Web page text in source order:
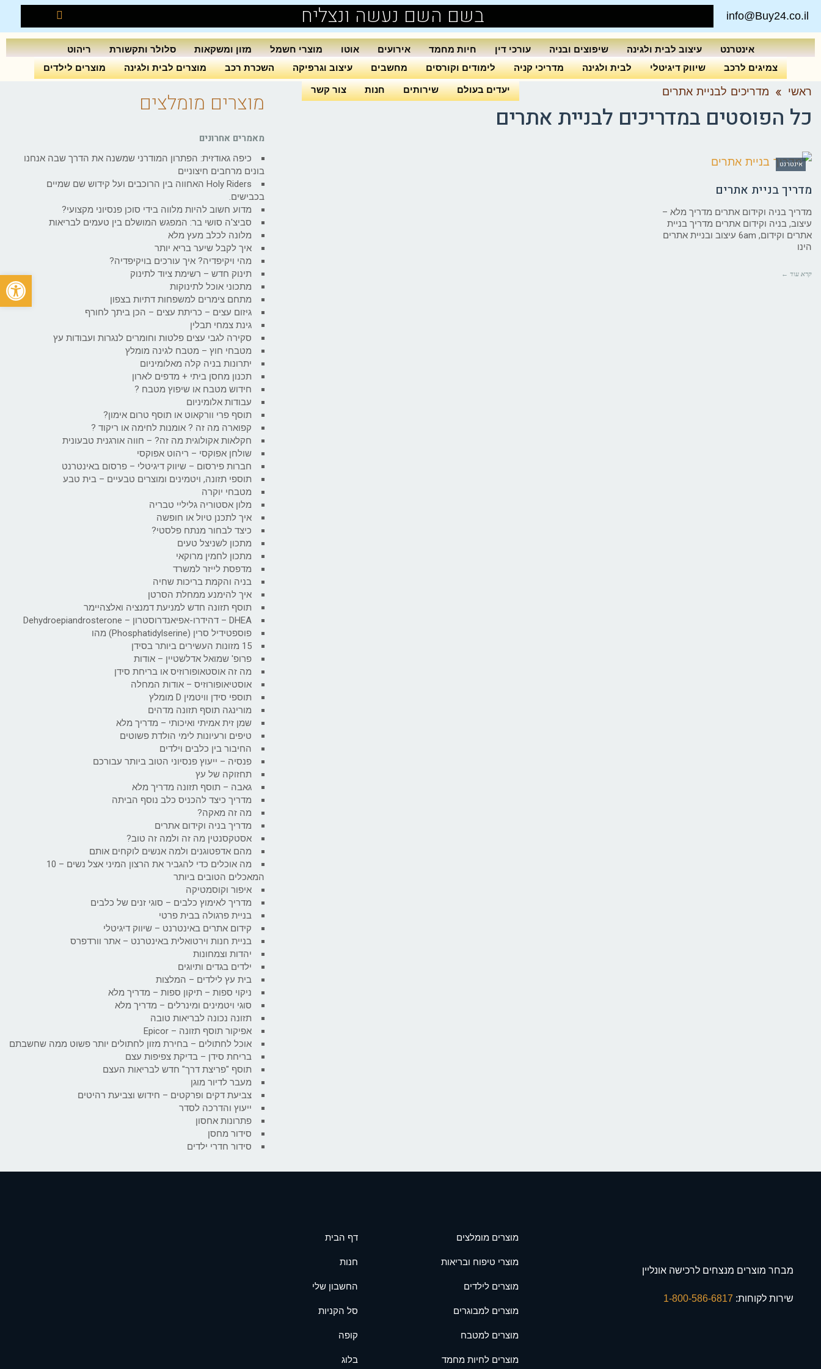
info@Buy24.co.il בשם השם נעשה ונצליח
אינטרנט עיצוב לבית ולגינה שיפוצים ובניה עורכי דין חיות מחמד אירועים אוטו מוצרי חשמל מזון ומשקאות סלולר ותקשורת
ריהוט
צמיגים לרכב
שיווק דיגיטלי לבית ולגינה מדריכי קניה לימודים וקורסים מחשבים עיצוב וגרפיקה השכרת רכב מוצרים לבית ולגינה מוצרים לילדים
יעדים בעולם שירותים חנות צור קשר ראשי » מדריכים לבניית אתרים
כל הפוסטים במדריכים לבניית אתרים
אינטרנט
מדריך בניית אתרים
מדריך בניה וקידום אתרים מדריך מלא –
עיצוב, בניה וקידום אתרים מדריך בניית
אתרים וקידום, 6am עיצוב ובניית אתרים
הינו
קרא עוד ←
מוצרים מומלצים
מאמרים אחרונים
כיפה גאודזית: הפתרון המודרני שמשנה את הדרך שבה אנחנו
בונים מרחבים חיצוניים
Holy Riders האחווה בין הרוכבים ועל קידוש שם שמיים
בכבישים.
מדוע חשוב להיות מלווה בידי סוכן פנסיוני מקצועי?
סביצ'ה סושי בר: המפגש המושלם בין טעמים לבריאות
מלונה לכלב מעץ מלא
איך לקבל שיער בריא יותר
מהי ויקיפדיה? איך עורכים בויקיפדיה?
תינוק חדש – רשימת ציוד לתינוק
מתכוני אוכל לתינוקות
מתחם צימרים למשפחות דתיות בצפון
גיזום עצים – כריתת עצים – הכן ביתך לחורף
גינת צמחי תבלין
סקירה לגבי עצים פלטות וחומרים לנגרות ועבודות עץ
מטבחי חוץ – מטבח לגינה מומלץ
יתרונות בניה קלה מאלומיניום
תכנון מחסן ביתי + מדפים לארון
חידוש מטבח או שיפוץ מטבח ?
עבודות אלומיניום
תוסף פרי וורקאוט או תוסף טרום אימון?
קפוארה מה זה ? אומנות לחימה או ריקוד ?
חקלאות אקולוגית מה זה? – חווה אורגנית טבעונית
שולחן אפוקסי – ריהוט אפוקסי
חברות פירסום – שיווק דיגיטלי – פרסום באינטרנט
תוספי תזונה, ויטמינים ומוצרים טבעיים – בית טבע
מטבחי יוקרה
מלון אסטוריה גליליי טבריה
איך לתכנן טיול או חופשה
כיצד לבחור מנתח פלסטי?
מתכון לשניצל טעים
מתכון לחמין מרוקאי
מדפסת לייזר למשרד
בניה והקמת בריכות שחיה
איך להימנע ממחלת הסרטן
תוסף תזונה חדש למניעת דמנציה ואלצהיימר
DHEA – דהידרו-אפיאנדרוסטרון – Dehydroepiandrosterone
פוספטידיל סרין (Phosphatidylserine) מהו
15 מזונות העשירים ביותר בסידן
פרופ' שמואל אדלשטיין – אודות
מה זה אוסטאופורוזיס או בריחת סידן
אוסטיאופורוזיס – אודות המחלה
תוספי סידן וויטמין D מומלץ
מורינגה תוסף תזונה מדהים
שמן זית אמיתי ואיכותי – מדריך מלא
טיפים ורעיונות לימי הולדת פשוטים
החיבור בין כלבים וילדים
פנסיה – ייעוץ פנסיוני הטוב ביותר עבורכם
תחזוקה של עץ
גאבה – תוסף תזונה מדריך מלא
מדריך כיצד להכניס כלב נוסף הביתה
מה זה מאקה?
מדריך בניה וקידום אתרים
אסטקסנטין מה זה ולמה זה טוב?
מהם אדפטוגנים ולמה אנשים לוקחים אותם
מה אוכלים כדי להגביר את הרצון המיני אצל נשים – 10
המאכלים הטובים ביותר
איפור וקוסמטיקה
מדריך לאימוץ כלבים – סוגי זנים של כלבים
בניית פרגולה בבית פרטי
קידום אתרים באינטרנט – שיווק דיגיטלי
בניית חנות וירטואלית באינטרנט – אתר וורדפרס
יהדות וצמחונות
ילדים בגדים ותיוגים
בית עץ לילדים – המלצות
ניקוי ספות – תיקון ספות – מדריך מלא
סוגי ויטמינים ומינרלים – מדריך מלא
תזונה נכונה לבריאות טובה
אפיקור תוסף תזונה – Epicor
אוכל לחתולים – בחירת מזון לחתולים יותר פשוט ממה שחשבתם
בריחת סידן – בדיקת צפיפות עצם
תוסף "פריצת דרך" חדש לבריאות העצם
מעבר לדיור מוגן
צביעת דקים ופרקטים – חידוש וצביעת רהיטים
ייעוץ והדרכה לסדר
פתרונות אחסון
סידור מחסן
סידור חדרי ילדים
מבחר מוצרים מנצחים לרכישה אונליין
שירות לקוחות:
מוצרים מומלצים
מוצרי טיפוח ובריאות
מוצרים לילדים
מוצרים למבוגרים
מוצרים למטבח
מוצרים לחיות מחמד
דף הבית
חנות
החשבון שלי
סל הקניות
קופה
בלוג